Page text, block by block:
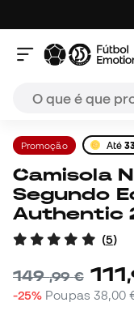
Promoção Até
Camisola Nike FC Barcelona
Segundo
Authentic
(5)
149,99 € 111,
-25% Poupas 38,00